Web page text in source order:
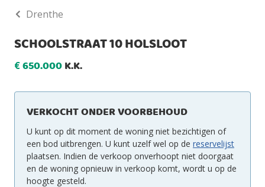
Drenthe
SCHOOLSTRAAT 10 HOLSLOOT
€650.000K.K.
VERKOCHT ONDER VOORBEHOUD
U kunt op dit moment de woning niet bezichtigen of
een bod uitbrengen. U kunt uzelf wel op de reservelijst
plaatsen. Indien de verkoop onverhoopt niet doorgaat
en de woning opnieuw in verkoop komt, wordt u op de
hoogte gesteld.